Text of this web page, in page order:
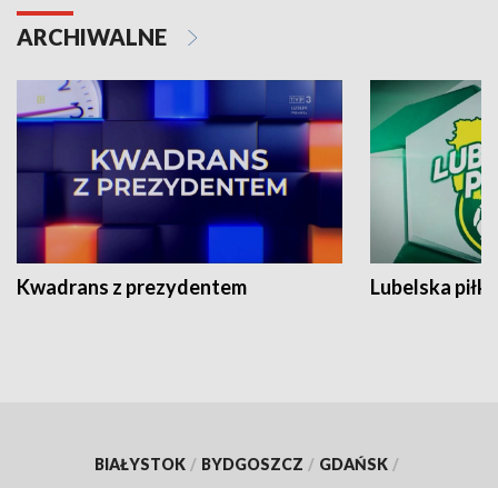
ARCHIWALNE
Kwadrans z prezydentem Lubelska piłka
BIAŁYSTOK / BYDGOSZCZ / GDAŃSK /